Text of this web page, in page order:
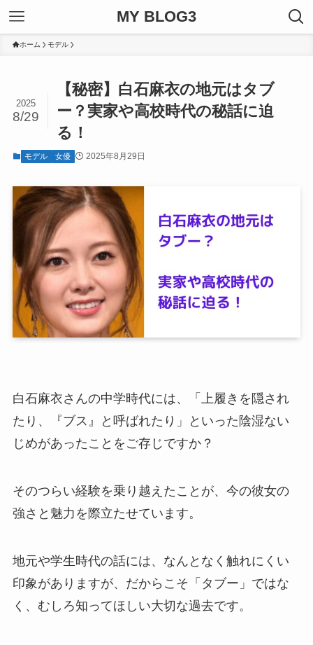
MY BLOG3
ホーム モデル
【秘密】白石麻衣の地元はタブ
ー？実家や高校時代の秘話に迫
る！
2025
8/29
モデル 女優 2025年8月29日
白石麻衣さんの中学時代には、「上履きを隠され
たり、『ブス』と呼ばれたり」といった陰湿ない
じめがあったことをご存じですか？
そのつらい経験を乗り越えたことが、今の彼女の
強さと魅力を際立たせています。
地元や学生時代の話には、なんとなく触れにくい
印象がありますが、だからこそ「タブー」ではな
く、むしろ知ってほしい大切な過去です。